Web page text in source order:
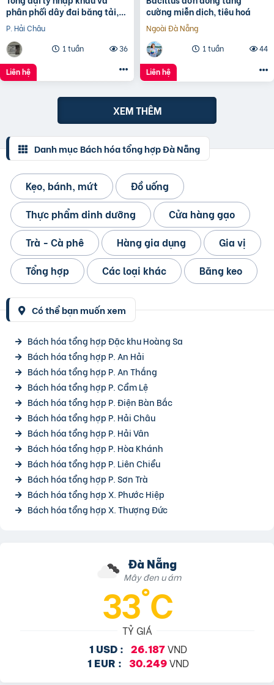
phân phối dây đai băng tải,
dây Curoa các loại
P. Hải Châu
1 tuần
36
Liên hệ
cường miễn dịch, tiêu hoá
Ngoài Đà Nẵng
1 tuần
44
Liên hệ
XEM THÊM
Danh mục Bách hóa tổng hợp Đà Nẵng
Kẹo, bánh, mứt
Đồ uống
Thực phẩm dinh dưỡng
Cửa hàng gạo
Trà - Cà phê
Hàng gia dụng
Gia vị
Tổng hợp
Các loại khác Băng keo
Có thể bạn muốn xem
Bách hóa tổng hợp Đặc khu Hoàng Sa
Bách hóa tổng hợp P. An Hải
Bách hóa tổng hợp P. An Thắng
Bách hóa tổng hợp P. Cẩm Lệ
Bách hóa tổng hợp P. Điện Bàn Bắc
Bách hóa tổng hợp P. Hải Châu
Bách hóa tổng hợp P. Hải Vân
Bách hóa tổng hợp P. Hòa Khánh
Bách hóa tổng hợp P. Liên Chiểu
Bách hóa tổng hợp P. Sơn Trà
Bách hóa tổng hợp X. Phước Hiệp
Bách hóa tổng hợp X. Thượng Đức
Đà Nẵng
Mây đen u ám
33°C
TỶ GIÁ
1 USD : 26.187 VND
1 EUR : 30.249 VND